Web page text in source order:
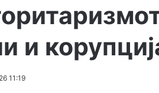
и
11:19